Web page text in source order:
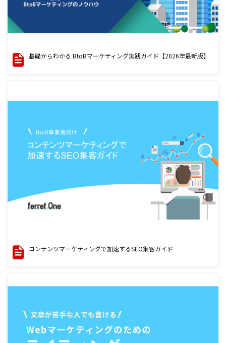
基礎からわかる BtoBマーケティング実践ガイド【2026年最新版】
コンテンツマーケティングで加速するSEO集客ガイド